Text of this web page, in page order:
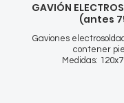
GAVIÓN
(antes
Gaviones
contener
Medidas: